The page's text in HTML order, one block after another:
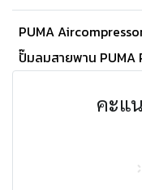
PUMA
ปั๊มลมสายพาน PUMA
คะแ